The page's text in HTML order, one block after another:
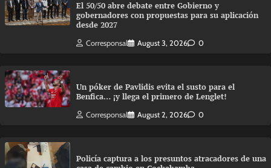
El 50/50 abre debate entre Gobierno y
gobernadores con propuestas para su aplicación
desde 2027
Corresponsal August 3, 2026 0
Un póker de Pavlidis evita el susto para el
Benfica… ¡y llega el primero de Lenglet!
Corresponsal August 2, 2026 0
Policía captura a los presuntos atracadores de una